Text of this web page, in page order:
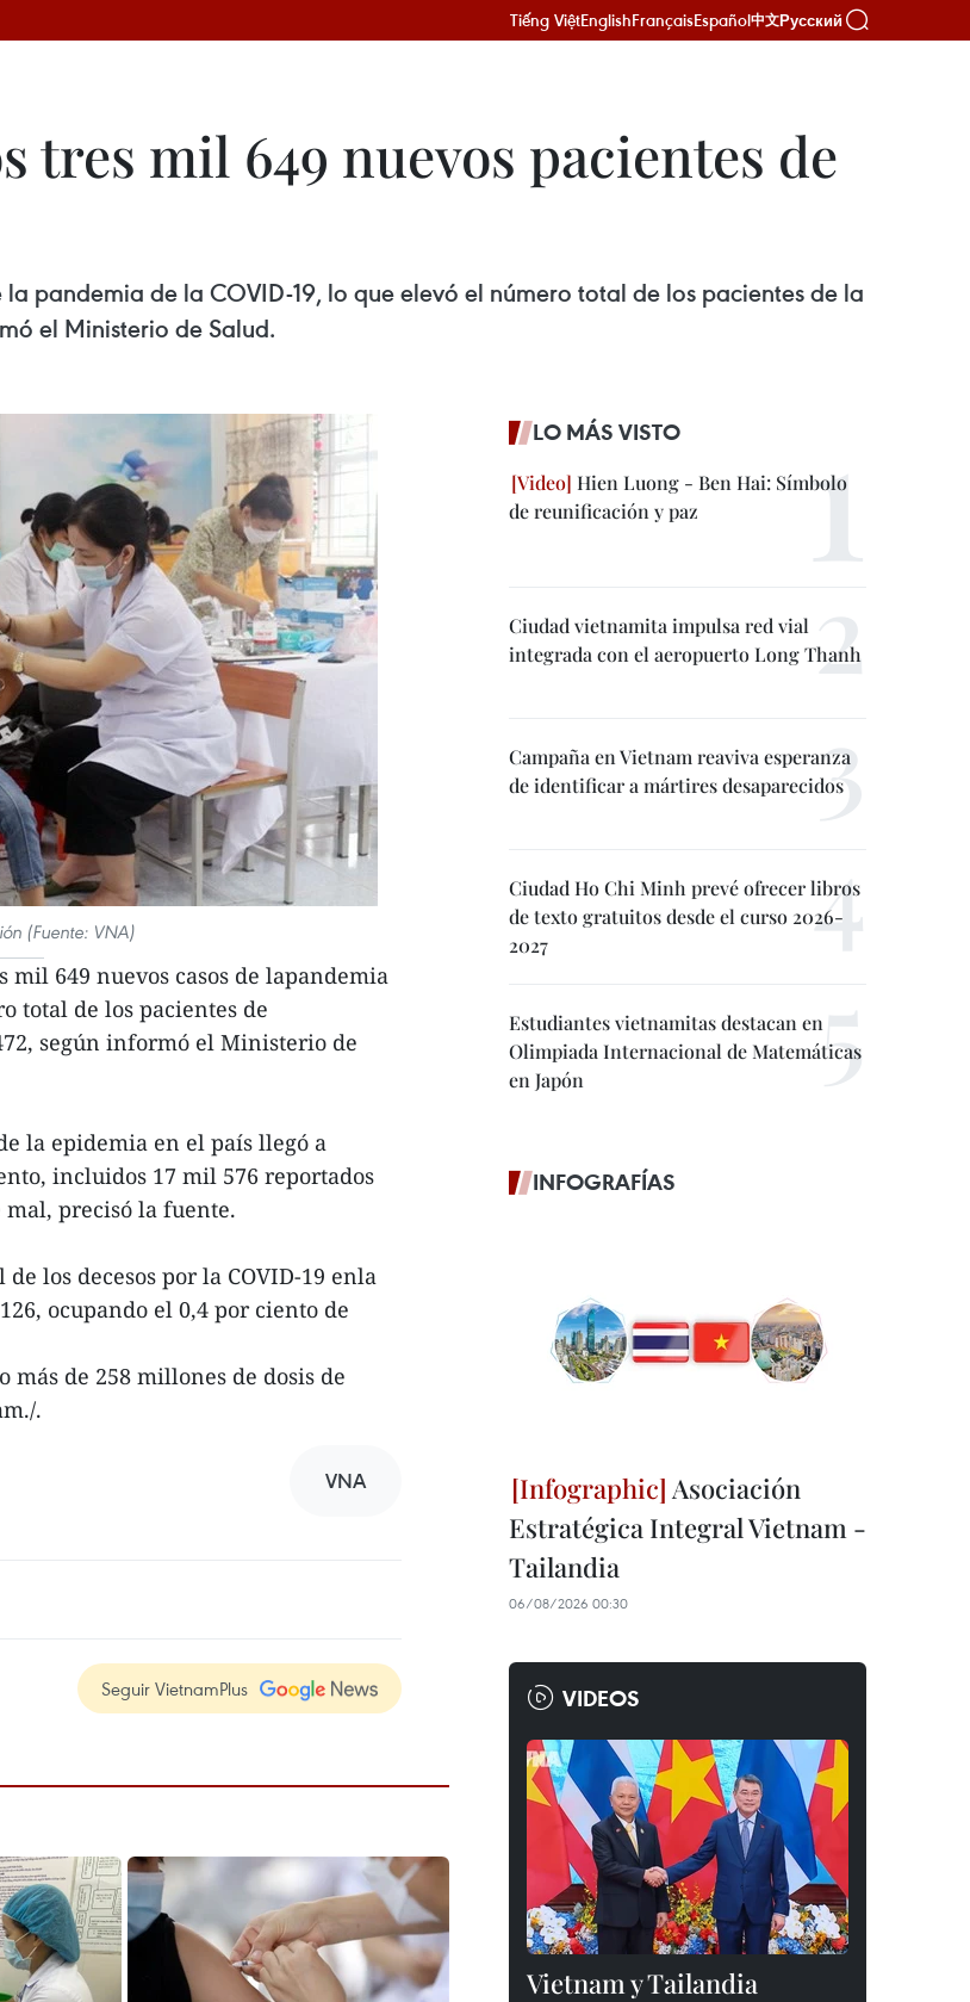
Tiếng ViệtEnglishFrançaisEspañol中文Русский
tres mil 649 nuevos pacientes de
pandemia de la COVID-19, lo que elevó el número total de los pacientes de la
el Ministerio de Salud.
(Fuente: VNA)
649 nuevos casos de lapandemia
total de los pacientes de
según informó el Ministerio de
la epidemia en el país llegó a
incluidos 17 mil 576 reportados
mal, precisó la fuente.
los decesos por la COVID-19 enla
ocupando el 0,4 por ciento de
de 258 millones de dosis de
.
VNA
Seguir VietnamPlus
LO MÁS VISTO
Hien Luong - Ben Hai: Símbolo
de reunificación y paz
Ciudad vietnamita impulsa red vial
integrada con el aeropuerto Long Thanh
Campaña en Vietnam reaviva esperanza
de identificar a mártires desaparecidos
Ciudad Ho Chi Minh prevé ofrecer libros
de texto gratuitos desde el curso 2026-
2027
Estudiantes vietnamitas destacan en
Olimpiada Internacional de Matemáticas
en Japón
INFOGRAFÍAS
Asociación
Estratégica Integral Vietnam -
Tailandia
06/08/2026 00:30
VIDEOS
Vietnam y Tailandia